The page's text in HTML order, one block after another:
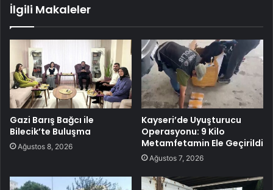
İlgili Makaleler
Gazi Barış Bağcı ile
Bilecik’te Buluşma
Ağustos 8, 2026
Kayseri’de Uyuşturucu
Operasyonu: 9 Kilo
Metamfetamin Ele Geçirildi
Ağustos 7, 2026